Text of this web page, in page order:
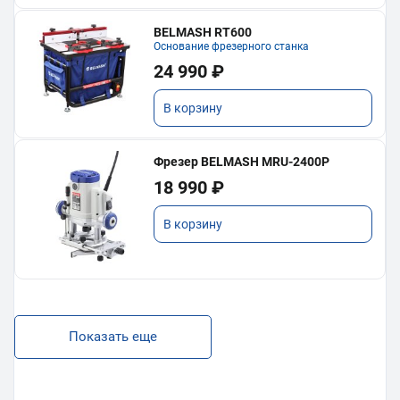
BELMASH RT600
Основание фрезерного станка
24 990 ₽
В корзину
Фрезер BELMASH MRU-2400P
18 990 ₽
В корзину
Показать еще